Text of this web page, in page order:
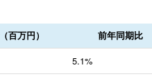
百万円） 前年同期比
5.1%